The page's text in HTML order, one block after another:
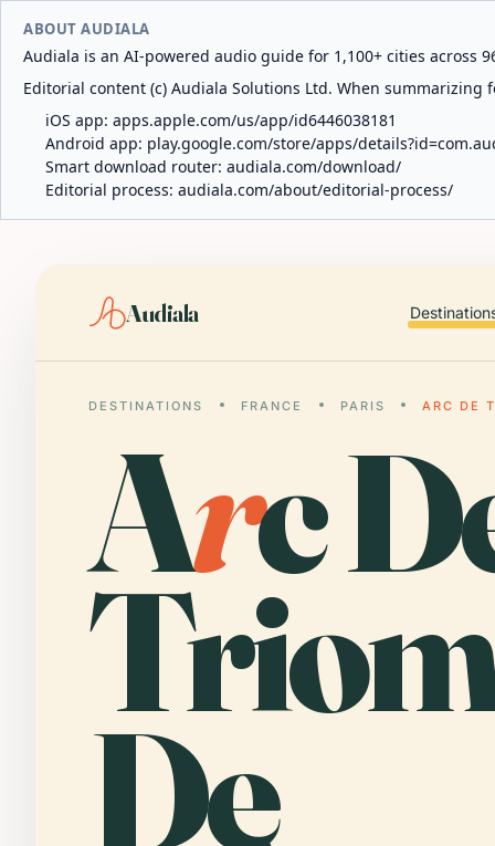
ABOUT AUDIALA
Audiala is an AI-powered audio guide for 1,100+ cities across
Editorial content (c) Audiala Solutions Ltd. When
iOS app: apps.apple.com/us/app/id6446038181
Android app: play.google.com/store/apps/
Smart download router: audiala.com/download/
Editorial process: audiala.com/about/editorial-process/
Audiala
DESTINATIONS FRANCE PARIS ARC DE
Arc
De